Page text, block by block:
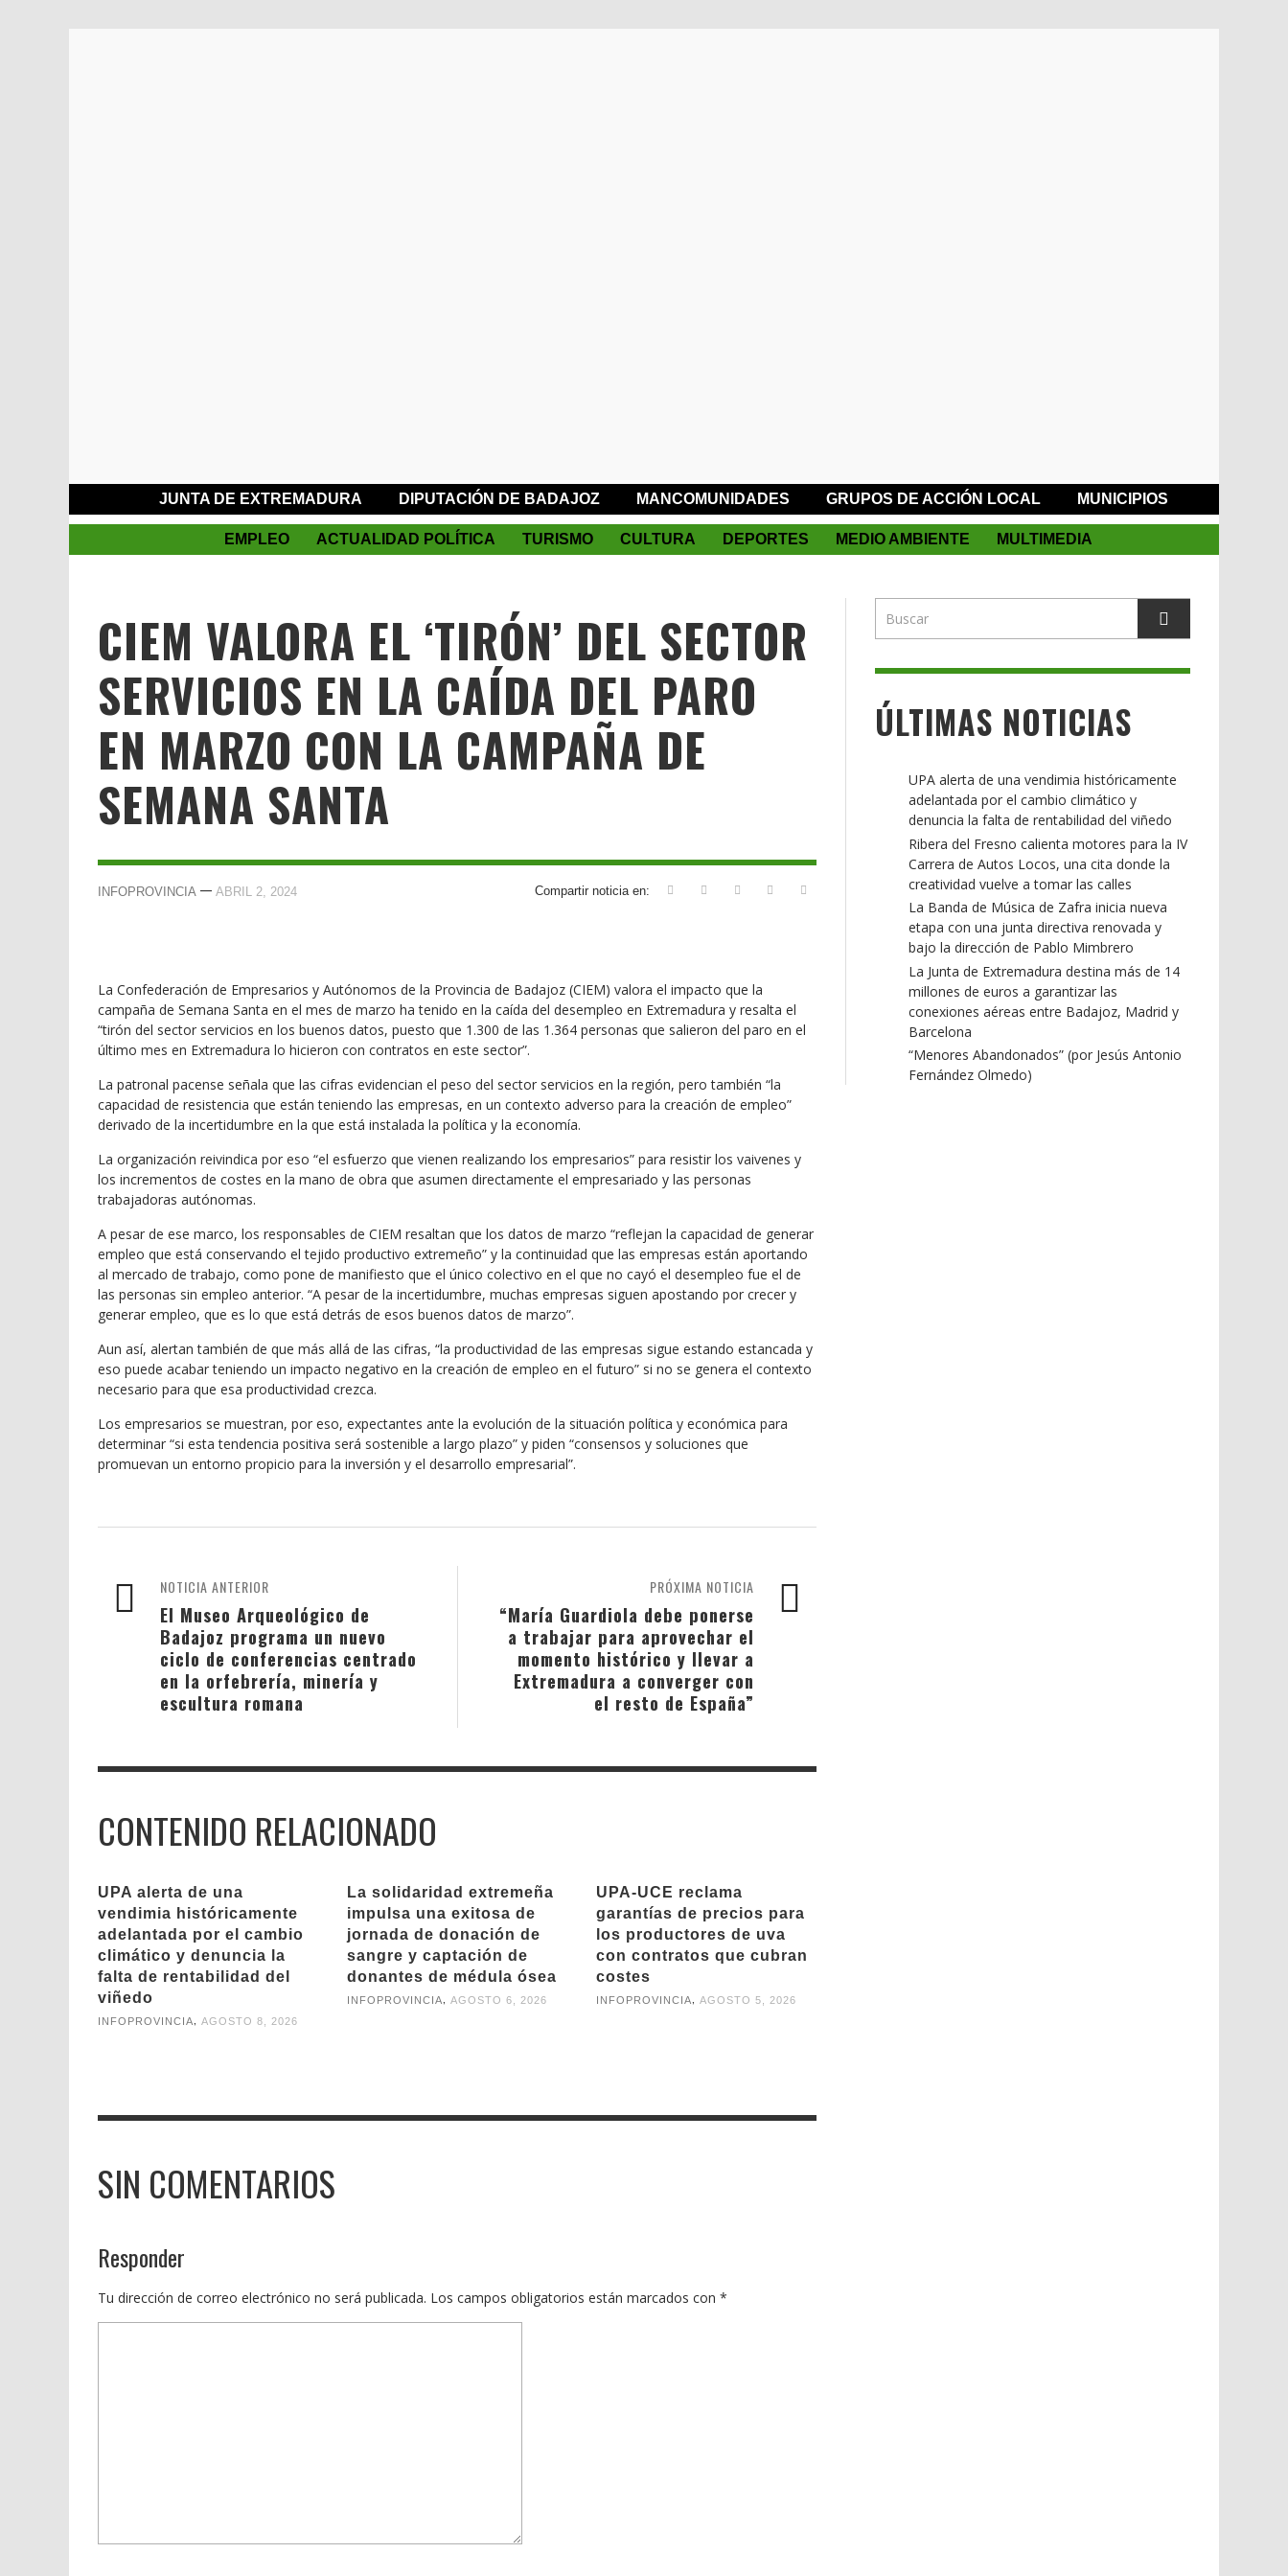
JUNTA DE EXTREMADURA DIPUTACIÓN DE BADAJOZ MANCOMUNIDADES GRUPOS DE ACCIÓN LOCAL MUNICIPIOS
EMPLEO ACTUALIDAD POLÍTICA TURISMO CULTURA DEPORTES MEDIO AMBIENTE MULTIMEDIA
CIEM VALORA EL ‘TIRÓN’ DEL SECTOR
SERVICIOS EN LA CAÍDA DEL PARO
EN MARZO CON LA CAMPAÑA DE
SEMANA SANTA
Compartir noticia en:
INFOPROVINCIA — ABRIL 2, 2024
La Confederación de Empresarios y Autónomos de la Provincia de Badajoz (CIEM) valora el impacto que la
campaña de Semana Santa en el mes de marzo ha tenido en la caída del desempleo en Extremadura y resalta el
“tirón del sector servicios en los buenos datos, puesto que 1.300 de las 1.364 personas que salieron del paro en el
último mes en Extremadura lo hicieron con contratos en este sector”.
La patronal pacense señala que las cifras evidencian el peso del sector servicios en la región, pero también “la
capacidad de resistencia que están teniendo las empresas, en un contexto adverso para la creación de empleo”
derivado de la incertidumbre en la que está instalada la política y la economía.
La organización reivindica por eso “el esfuerzo que vienen realizando los empresarios” para resistir los vaivenes y
los incrementos de costes en la mano de obra que asumen directamente el empresariado y las personas
trabajadoras autónomas.
A pesar de ese marco, los responsables de CIEM resaltan que los datos de marzo “reflejan la capacidad de generar
empleo que está conservando el tejido productivo extremeño” y la continuidad que las empresas están aportando
al mercado de trabajo, como pone de manifiesto que el único colectivo en el que no cayó el desempleo fue el de
las personas sin empleo anterior. “A pesar de la incertidumbre, muchas empresas siguen apostando por crecer y
generar empleo, que es lo que está detrás de esos buenos datos de marzo”.
Aun así, alertan también de que más allá de las cifras, “la productividad de las empresas sigue estando estancada y
eso puede acabar teniendo un impacto negativo en la creación de empleo en el futuro” si no se genera el contexto
necesario para que esa productividad crezca.
Los empresarios se muestran, por eso, expectantes ante la evolución de la situación política y económica para
determinar “si esta tendencia positiva será sostenible a largo plazo” y piden “consensos y soluciones que
promuevan un entorno propicio para la inversión y el desarrollo empresarial”.
PRÓXIMA NOTICIA
“María Guardiola debe ponerse
a trabajar para aprovechar el
momento histórico y llevar a
Extremadura a converger con
el resto de España”
NOTICIA ANTERIOR
El Museo Arqueológico de
Badajoz programa un nuevo
ciclo de conferencias centrado
en la orfebrería, minería y
escultura romana
CONTENIDO RELACIONADO
UPA alerta de una
vendimia históricamente
adelantada por el cambio
climático y denuncia la
falta de rentabilidad del
viñedo
INFOPROVINCIA AGOSTO 8, 2026
La solidaridad extremeña
impulsa una exitosa de
jornada de donación de
sangre y captación de
donantes de médula ósea
INFOPROVINCIA AGOSTO 6, 2026
UPA-UCE reclama
garantías de precios para
los productores de uva
con contratos que cubran
costes
INFOPROVINCIA AGOSTO 5, 2026
SIN COMENTARIOS
Responder
Tu dirección de correo electrónico no será publicada. Los campos obligatorios están marcados con *
ÚLTIMAS NOTICIAS
UPA alerta de una vendimia históricamente
adelantada por el cambio climático y
denuncia la falta de rentabilidad del viñedo
Ribera del Fresno calienta motores para la IV
Carrera de Autos Locos, una cita donde la
creatividad vuelve a tomar las calles
La Banda de Música de Zafra inicia nueva
etapa con una junta directiva renovada y
bajo la dirección de Pablo Mimbrero
La Junta de Extremadura destina más de 14
millones de euros a garantizar las
conexiones aéreas entre Badajoz, Madrid y
Barcelona
“Menores Abandonados” (por Jesús Antonio
Fernández Olmedo)